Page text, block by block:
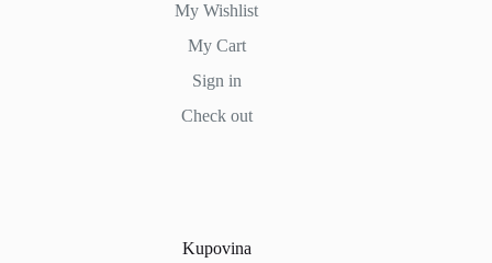
My Wishlist
My Cart
Sign in
Check out
Kupovina